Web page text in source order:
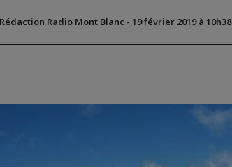
Radio Mont Blanc - 19 février 2019 à 10h38